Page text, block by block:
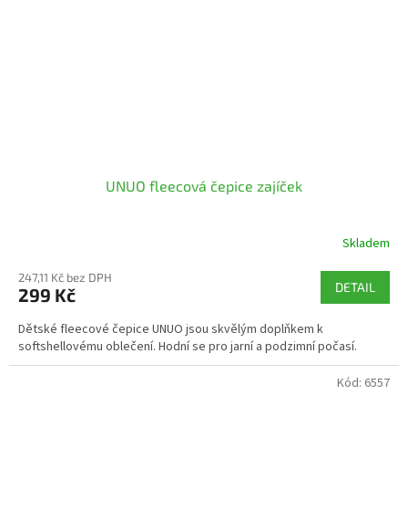
UNUO fleecová čepice zajíček
Skladem
247,11 Kč bez DPH
299 Kč DETAIL
Dětské fleecové čepice UNUO jsou skvělým doplňkem k
softshellovému oblečení. Hodní se pro jarní a podzimní počasí.
Kód: 6557